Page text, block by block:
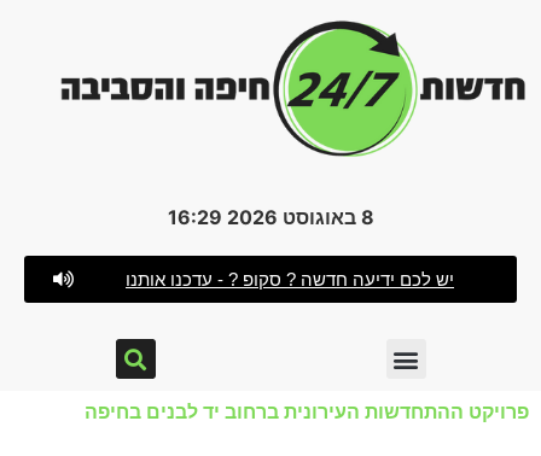
8 באוגוסט 2026 16:29
יש לכם ידיעה חדשה ? סקופ ? - עדכנו אותנו
פרויקט ההתחדשות העירונית ברחוב יד לבנים בחיפה